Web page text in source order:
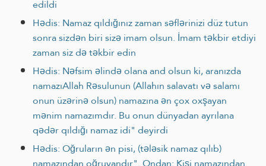
edildi
Hədis: Namaz qıldığınız zaman səflərinizi düz tutun
sonra sizdən biri sizə imam olsun. İmam təkbir etdiyi
zaman siz də təkbir edin
Hədis: Nəfsim əlində olana and olsun ki, aranızda
namazıAllah Rəsulunun (Allahın salavatı və salamı
onun üzərinə olsun) namazına ən çox oxşayan
mənim namazımdır. Bu onun dünyadan ayrılana
qədər qıldığı namaz idi" deyirdi
Hədis: Oğruların ən pisi, (tələsik namaz qılıb)